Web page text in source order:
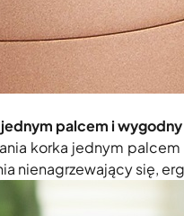
palcem i
korka jednym
nienagrzewający się,